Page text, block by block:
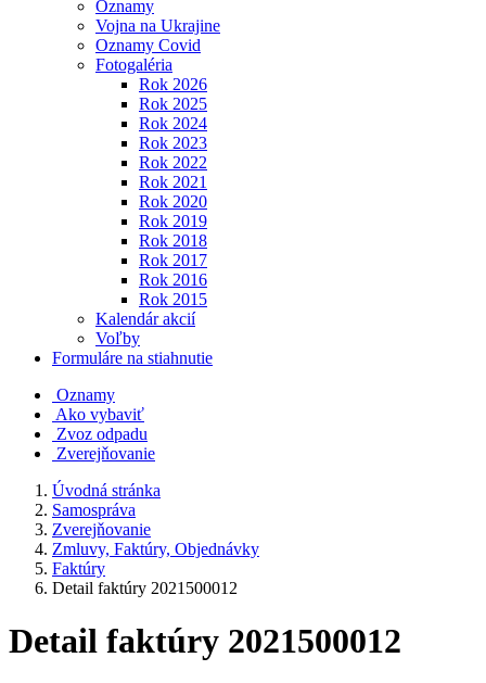
Oznamy
Vojna na Ukrajine
Oznamy Covid
Fotogaléria
Rok 2026
Rok 2025
Rok 2024
Rok 2023
Rok 2022
Rok 2021
Rok 2020
Rok 2019
Rok 2018
Rok 2017
Rok 2016
Rok 2015
Kalendár akcií
Voľby
Formuláre na stiahnutie
Oznamy
Ako vybaviť
Zvoz odpadu
Zverejňovanie
Úvodná stránka
Samospráva
Zverejňovanie
Zmluvy, Faktúry, Objednávky
Faktúry
Detail faktúry 2021500012
Detail faktúry 2021500012